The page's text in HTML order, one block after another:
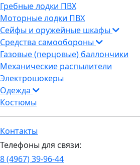
Гребные лодки ПВХ
Моторные лодки ПВХ
Сейфы и оружейные шкафы
Средства самообороны
Газовые (перцовые) баллончики
Механические распылители
Электрошокеры
Одежда
Костюмы
Контакты
Телефоны для связи:
8 (4967) 39-96-44